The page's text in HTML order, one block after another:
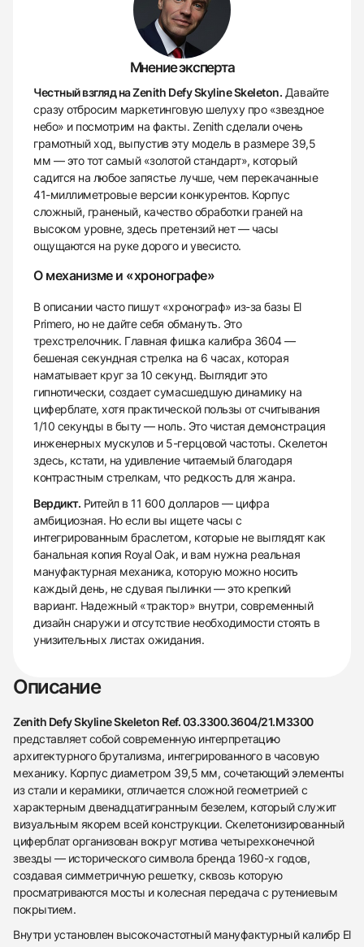
Мнение эксперта
Честный взгляд на Zenith Defy Skyline Skeleton. Давайте
сразу отбросим маркетинговую шелуху про «звездное
небо» и посмотрим на факты. Zenith сделали очень
грамотный ход, выпустив эту модель в размере 39,5
мм — это тот самый «золотой стандарт», который
садится на любое запястье лучше, чем перекачанные
41-миллиметровые версии конкурентов. Корпус
сложный, граненый, качество обработки граней на
высоком уровне, здесь претензий нет — часы
ощущаются на руке дорого и увесисто.
О механизме и «хронографе»
В описании часто пишут «хронограф» из-за базы El
Primero, но не дайте себя обмануть. Это
трехстрелочник. Главная фишка калибра 3604 —
бешеная секундная стрелка на 6 часах, которая
наматывает круг за 10 секунд. Выглядит это
гипнотически, создает сумасшедшую динамику на
циферблате, хотя практической пользы от считывания
1/10 секунды в быту — ноль. Это чистая демонстрация
инженерных мускулов и 5-герцовой частоты. Скелетон
здесь, кстати, на удивление читаемый благодаря
контрастным стрелкам, что редкость для жанра.
Вердикт. Ритейл в 11 600 долларов — цифра
амбициозная. Но если вы ищете часы с
интегрированным браслетом, которые не выглядят как
банальная копия Royal Oak, и вам нужна реальная
мануфактурная механика, которую можно носить
каждый день, не сдувая пылинки — это крепкий
вариант. Надежный «трактор» внутри, современный
дизайн снаружи и отсутствие необходимости стоять в
унизительных листах ожидания.
Описание
Zenith Defy Skyline Skeleton Ref. 03.3300.3604/21.M3300
представляет собой современную интерпретацию
архитектурного брутализма, интегрированного в часовую
механику. Корпус диаметром 39,5 мм, сочетающий элементы
из стали и керамики, отличается сложной геометрией с
характерным двенадцатигранным безелем, который служит
визуальным якорем всей конструкции. Скелетонизированный
циферблат организован вокруг мотива четырехконечной
звезды — исторического символа бренда 1960-х годов,
создавая симметричную решетку, сквозь которую
просматриваются мосты и колесная передача с рутениевым
покрытием.
Внутри установлен высокочастотный мануфактурный калибр El